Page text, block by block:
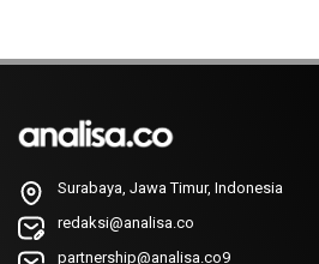
Surabaya, Jawa Timur, Indonesia
redaksi@analisa.co
partnership@analisa.co9